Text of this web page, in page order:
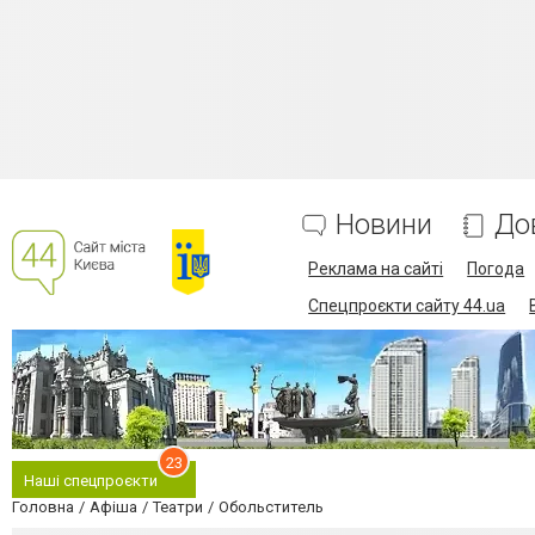
Новини
Реклама на сайті
Погода
Спецпроєкти сайту 44.ua
Наші спецпроєкти
23
Головна Афіша Театри Обольститель